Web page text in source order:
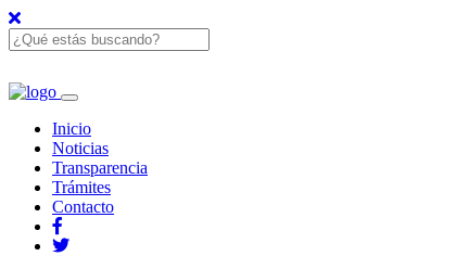
Inicio
Noticias
Transparencia
Trámites
Contacto